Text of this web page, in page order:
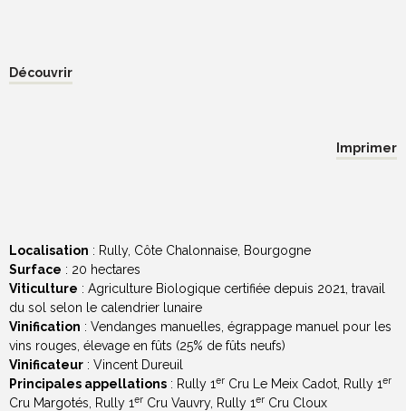
Découvrir
Imprimer
Localisation : Rully, Côte Chalonnaise, Bourgogne
Surface : 20 hectares
Viticulture : Agriculture Biologique certifiée depuis 2021, travail
du sol selon le calendrier lunaire
Vinification : Vendanges manuelles, égrappage manuel pour les
vins rouges, élevage en fûts (25% de fûts neufs)
Vinificateur : Vincent Dureuil
Principales appellations : Rully 1er Cru Le Meix Cadot, Rully 1er
Cru Margotés, Rully 1er Cru Vauvry, Rully 1er Cru Cloux